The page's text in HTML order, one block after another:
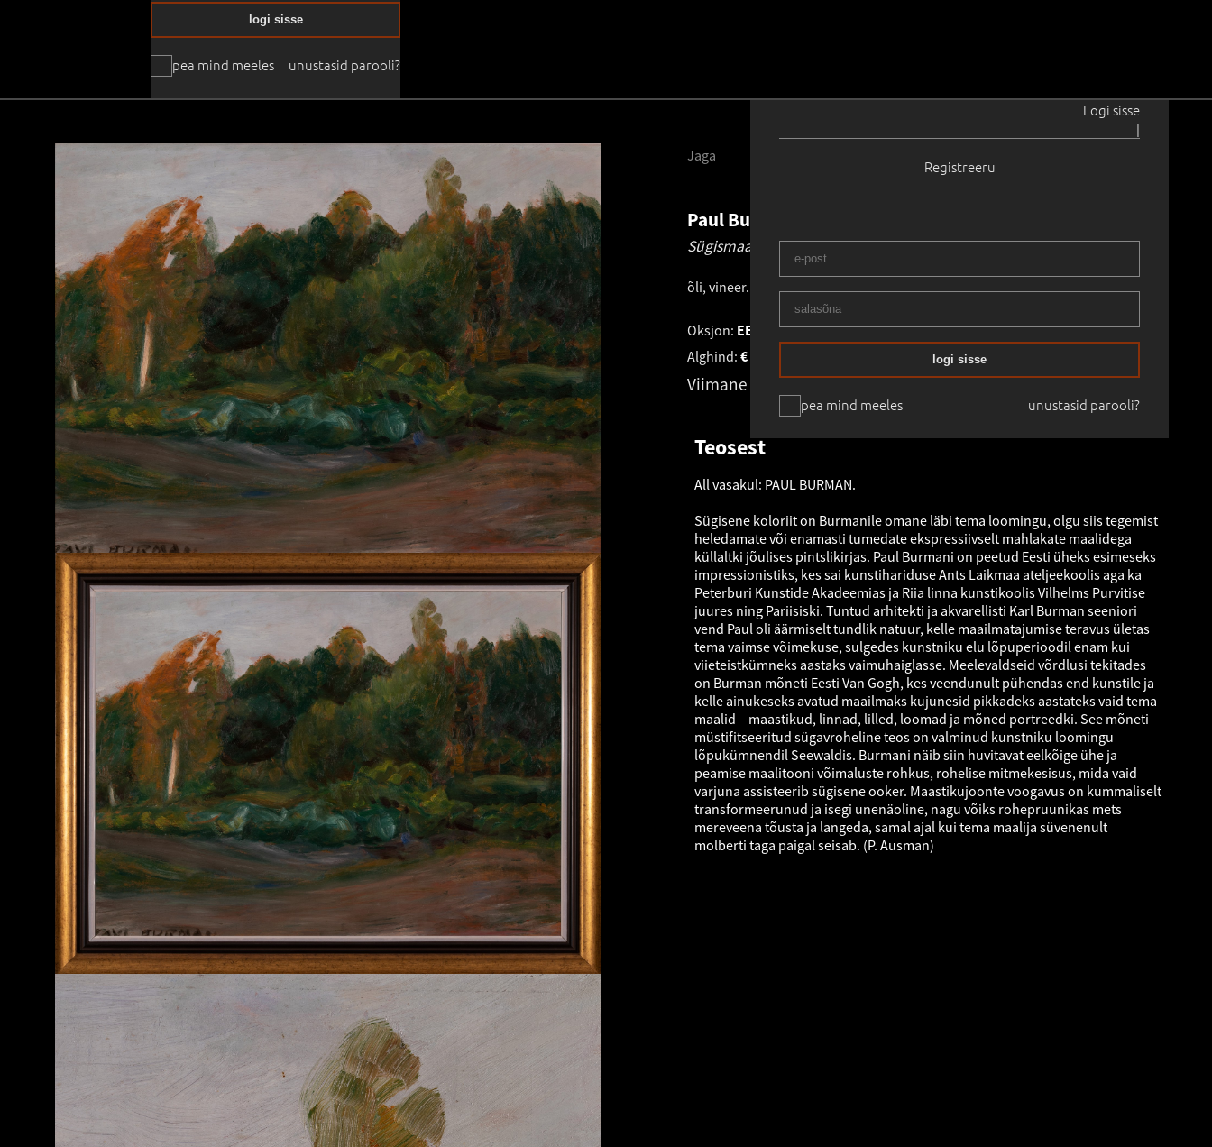
Logi sisse
|
Registreeru
pea mind meeles
logi sisse
unustasid parooli?
pea mind meeles
logi sisse
unustasid parooli?
Paul Burman
Sügismaastik.1925 - 1934
õli, vineer. 52.5 × 71.0 cmRaamitud
Oksjon: EESTI VANEMA KUNSTI KLASSIKA OKSJON07.05.2021
Alghind: €
Viimane pakkumine:-
Teosest
All vasakul: PAUL BURMAN.
Sügisene koloriit on Burmanile omane läbi tema loomingu, olgu siis tegemist
heledamate või enamasti tumedate ekspressiivselt mahlakate maalidega
küllaltki jõulises pintslikirjas. Paul Burmani on peetud Eesti üheks esimeseks
impressionistiks, kes sai kunstihariduse Ants Laikmaa ateljeekoolis aga ka
Peterburi Kunstide Akadeemias ja Riia linna kunstikoolis Vilhelms Purvitise
juures ning Pariisiski. Tuntud arhitekti ja akvarellisti Karl Burman seeniori
vend Paul oli äärmiselt tundlik natuur, kelle maailmatajumise teravus ületas
tema vaimse võimekuse, sulgedes kunstniku elu lõpuperioodil enam kui
viieteistkümneks aastaks vaimuhaiglasse. Meelevaldseid võrdlusi tekitades
on Burman mõneti Eesti Van Gogh, kes veendunult pühendas end kunstile ja
kelle ainukeseks avatud maailmaks kujunesid pikkadeks aastateks vaid tema
maalid – maastikud, linnad, lilled, loomad ja mõned portreedki. See mõneti
müstifitseeritud sügavroheline teos on valminud kunstniku loomingu
lõpukümnendil Seewaldis. Burmani näib siin huvitavat eelkõige ühe ja
peamise maalitooni võimaluste rohkus, rohelise mitmekesisus, mida vaid
varjuna assisteerib sügisene ooker. Maastikujoonte voogavus on kummaliselt
transformeerunud ja isegi unenäoline, nagu võiks rohepruunikas mets
mereveena tõusta ja langeda, samal ajal kui tema maalija süvenenult
molberti taga paigal seisab. (P. Ausman)
Jaga